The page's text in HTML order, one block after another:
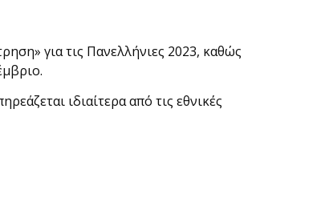
για τις Πανελλήνιες 2023, καθώς
ιδιαίτερα από τις εθνικές